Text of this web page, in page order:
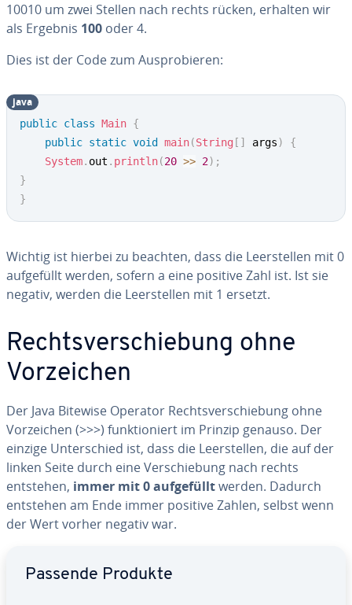
10010 um zwei Stellen nach rechts rücken, erhalten wir
als Ergebnis 100 oder 4.
Dies ist der Code zum Aus­pro­bie­ren:
public class Main {
public static void main(String [ ] args)
{
System. out . println(20 >> 2) ;
}
}
java
Wichtig ist hierbei zu beachten, dass die Leer­stel­len mit 0
auf­ge­füllt werden, sofern a eine positive Zahl ist. Ist sie
negativ, werden die Leer­stel­len mit 1 ersetzt.
Rechts­ver­schie­bung ohne
Vor­zei­chen
Der Java Bitewise Operator Rechts­ver­schie­bung ohne
Vor­zei­chen (>>>) funk­tio­niert im Prinzip genauso. Der
einzige Un­ter­schied ist, dass die Leer­stel­len, die auf der
linken Seite durch eine Ver­schie­bung nach rechts
entstehen, immer mit 0 auf­ge­fülltwerden. Dadurch
entstehen am Ende immer positive Zahlen, selbst wenn
der Wert vorher negativ war.
Passende Produkte